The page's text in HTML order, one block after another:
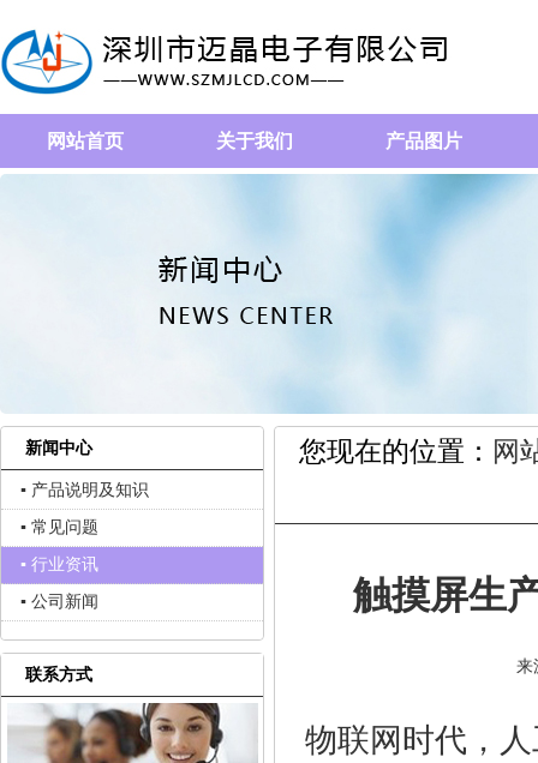
网站首页 关于我们 产品图片
您现在的位置： 网
触摸屏生
来
物联网时代，
新闻中心
▪ 产品说明及知识
▪ 常见问题
▪ 行业资讯
▪ 公司新闻
联系方式